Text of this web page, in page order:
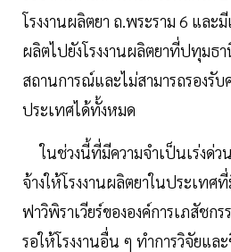
โรงงานผลิตยา ถ.พระราม 6 และ
ผลิตไปยังโรงงานผลิตยาที่ปทุมธ
สถานการณ์และไม่สามารถรองรับ
ประเทศได้ทั้งหมด
ในช่วงนี้ที่มีความจําเป็นเร่งด่ว
จ้างให้โรงงานผลิตยาในประเทศ
ฟาวิพิราเวียร์ขององค์การเภสัชก
รอให้โรงงานอื่น ๆ ทําการวิจัยแ